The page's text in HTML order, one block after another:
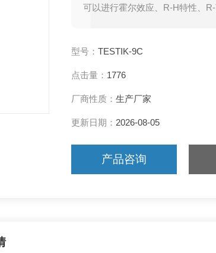
可以进行霍尔效应、R-H特性、
型号： TESTIK-9C
点击量： 1776
厂商性质： 生产厂家
更新日期： 2026-08-05
产品咨询